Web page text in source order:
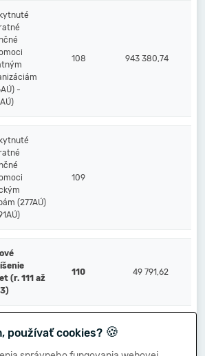
-
108 943 380,74
(277AÚ)
109
(r. 111 až
110 49 791,62
období
používať cookies? 🍪